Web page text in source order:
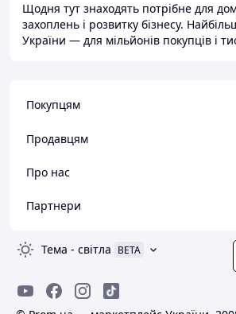
Щодня тут знаходять потрібне для
захоплень і розвитку бізнесу.
України — для мільйонів покупців і
Покупцям
Продавцям
Про нас
Партнери
Тема - світла BETA